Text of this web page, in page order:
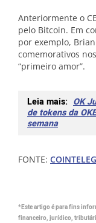
Anteriormente o
pelo Bitcoin. Em
por exemplo,
comemorativos
“primeiro amor”.
Leia mais: OK
de tokens da
semana
FONTE:
*Este artigo é para fins
financeiro, jurídico,